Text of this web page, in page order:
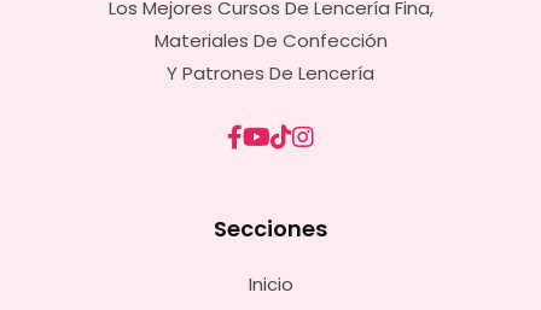
Los Mejores Cursos De Lencería Fina,
Materiales De Confección
Y Patrones De Lencería
Secciones
Inicio